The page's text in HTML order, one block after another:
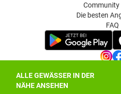
ALLE GEWÄSSER IN DER
NÄHE ANSEHEN
Community
Die besten
FAQ
Datenschutz-